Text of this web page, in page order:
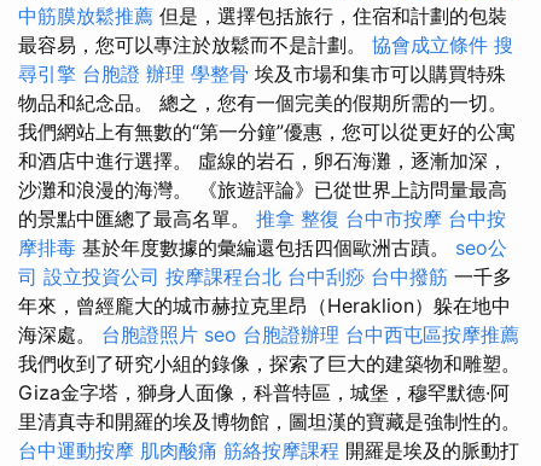
中筋膜放鬆推薦 但是，選擇包括旅行，住宿和計劃的包裝
最容易，您可以專注於放鬆而不是計劃。 協會成立條件 搜
尋引擎 台胞證 辦理 學整骨 埃及市場和集市可以購買特殊
物品和紀念品。 總之，您有一個完美的假期所需的一切。
我們網站上有無數的“第一分鐘”優惠，您可以從更好的公寓
和酒店中進行選擇。 虛線的岩石，卵石海灘，逐漸加深，
沙灘和浪漫的海灣。 《旅遊評論》已從世界上訪問量最高
的景點中匯總了最高名單。 推拿 整復 台中市按摩 台中按
摩排毒 基於年度數據的彙編還包括四個歐洲古蹟。 seo公
司 設立投資公司 按摩課程台北 台中刮痧 台中撥筋 一千多
年來，曾經龐大的城市赫拉克里昂（Heraklion）躲在地中
海深處。 台胞證照片 seo 台胞證辦理 台中西屯區按摩推薦
我們收到了研究小組的錄像，探索了巨大的建築物和雕塑。
Giza金字塔，獅身人面像，科普特區，城堡，穆罕默德·阿
里清真寺和開羅的埃及博物館，圖坦漢的寶藏是強制性的。
台中運動按摩 肌肉酸痛 筋絡按摩課程 開羅是埃及的脈動打